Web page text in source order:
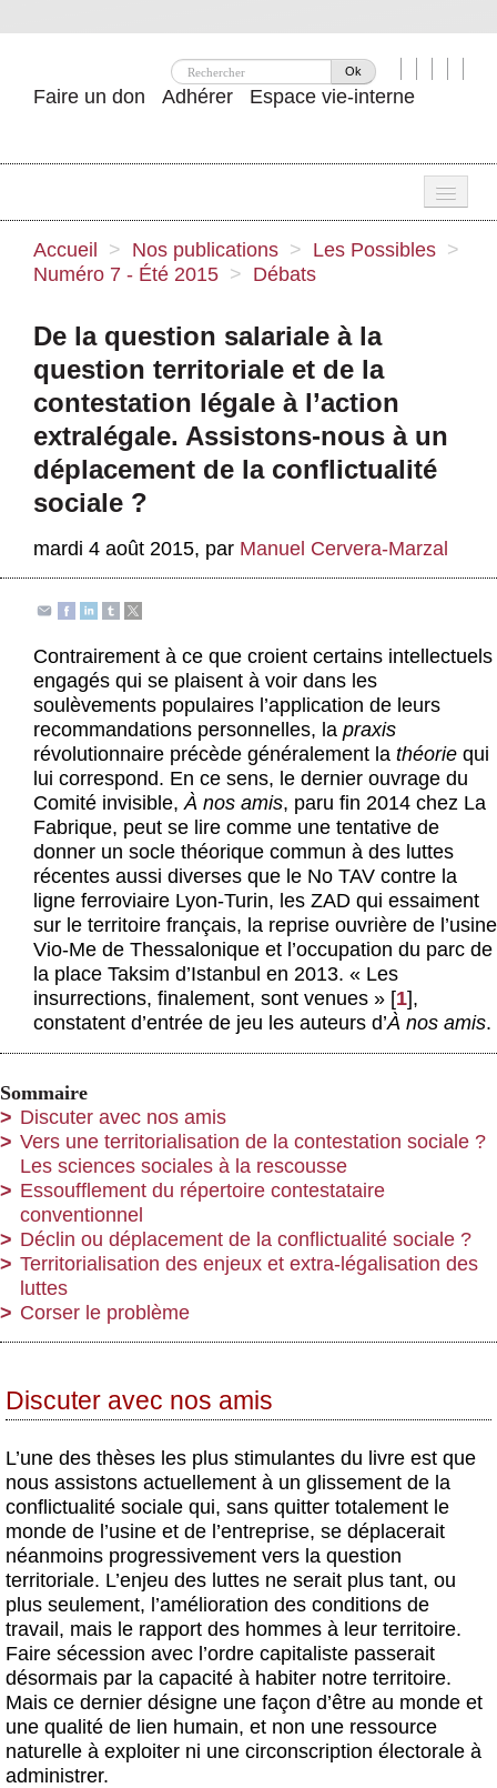
Ok
Faire un don Adhérer Espace vie-interne
Attac ?
Nos idées
Se mobiliser
Publications
Agenda
Actus et médias
Boutique
Accueil > Nos publications > Les Possibles >
Numéro 7 - Été 2015 > Débats
De la question salariale à la
question territoriale et de la
contestation légale à l’action
extralégale. Assistons-nous à un
déplacement de la conflictualité
sociale ?
mardi 4 août 2015, par Manuel Cervera-Marzal
Contrairement à ce que croient certains intellectuels
engagés qui se plaisent à voir dans les
soulèvements populaires l’application de leurs
recommandations personnelles, la praxis
révolutionnaire précède généralement la théorie qui
lui correspond. En ce sens, le dernier ouvrage du
Comité invisible,À nos amis, paru fin 2014 chez La
Fabrique, peut se lire comme une tentative de
donner un socle théorique commun à des luttes
récentes aussi diverses que le No TAV contre la
ligne ferroviaire Lyon-Turin, les ZAD qui essaiment
sur le territoire français, la reprise ouvrière de l’usine
Vio-Me de Thessalonique et l’occupation du parc de
la place Taksim d’Istanbul en 2013. « Les
insurrections, finalement, sont venues » [1],
constatent d’entrée de jeu les auteurs d’À nos amis.
Sommaire
Discuter avec nos amis
Vers une territorialisation de la contestation sociale ?
Les sciences sociales à la rescousse
Essoufflement du répertoire contestataire
conventionnel
Déclin ou déplacement de la conflictualité sociale ?
Territorialisation des enjeux et extra-légalisation des
luttes
Corser le problème
Discuter avec nos amis
L’une des thèses les plus stimulantes du livre est que
nous assistons actuellement à un glissement de la
conflictualité sociale qui, sans quitter totalement le
monde de l’usine et de l’entreprise, se déplacerait
néanmoins progressivement vers la question
territoriale. L’enjeu des luttes ne serait plus tant, ou
plus seulement, l’amélioration des conditions de
travail, mais le rapport des hommes à leur territoire.
Faire sécession avec l’ordre capitaliste passerait
désormais par la capacité à habiter notre territoire.
Mais ce dernier désigne une façon d’être au monde et
une qualité de lien humain, et non une ressource
naturelle à exploiter ni une circonscription électorale à
administrer.